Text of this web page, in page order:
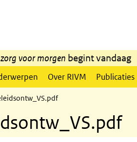
voor morgen begint vandaag
Over RIVM Publicaties